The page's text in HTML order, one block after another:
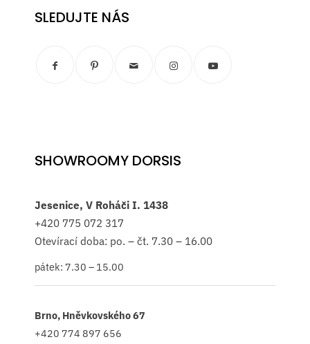
SLEDUJTE NÁS
SHOWROOMY DORSIS
Jesenice, V Roháči I. 1438
+420 775 072 317
Otevírací doba: po. – čt. 7.30 – 16.00
pátek: 7.30 – 15.00
Brno, Hněvkovského 67
+420 774 897 656